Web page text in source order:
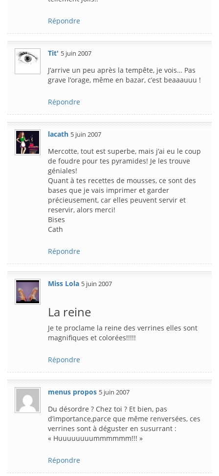
Répondre
Tit' 5 juin 2007
J’arrive un peu après la tempête, je vois… Pas
grave l’orage, même en bazar, c’est beaaauuu !
Répondre
lacath 5 juin 2007
Mercotte, tout est superbe, mais j’ai eu le coup
de foudre pour tes pyramides! Je les trouve
géniales!
Quant à tes recettes de mousses, ce sont des
bases que je vais imprimer et garder
précieusement, car elles peuvent servir et
reservir, alors merci!
Bises
Cath
Répondre
Miss Lola 5 juin 2007
La reine
Je te proclame la reine des verrines elles sont
magnifiques et colorées!!!!!
Répondre
menus propos 5 juin 2007
Du désordre ? Chez toi ? Et bien, pas
d’importance,parce que même renversées, ces
verrines sont à déguster en susurrant :
« Huuuuuuuummmmmm!!! »
Répondre